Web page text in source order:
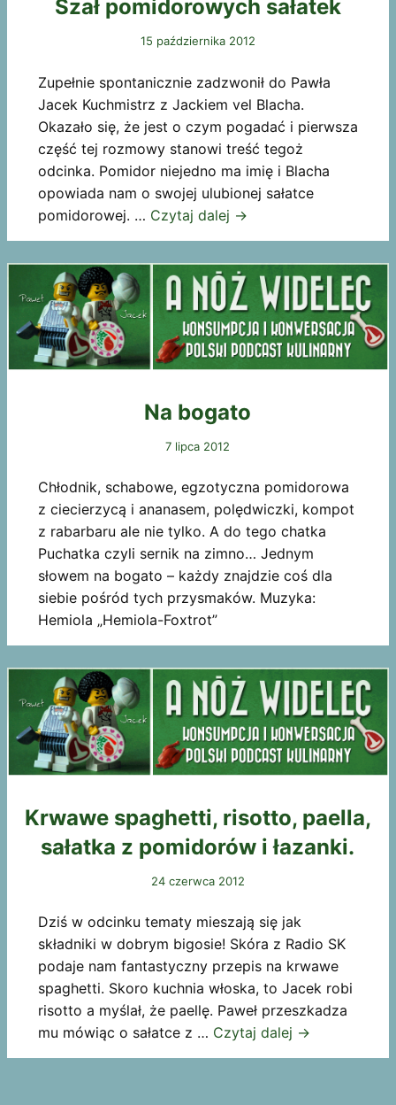
Szał pomidorowych sałatek
15 października 2012
Zupełnie spontanicznie zadzwonił do Pawła
Jacek Kuchmistrz z Jackiem vel Blacha.
Okazało się, że jest o czym pogadać i pierwsza
część tej rozmowy stanowi treść tegoż
odcinka. Pomidor niejedno ma imię i Blacha
opowiada nam o swojej ulubionej sałatce
pomidorowej. … Czytaj dalej →
Na bogato
7 lipca 2012
Chłodnik, schabowe, egzotyczna pomidorowa
z ciecierzycą i ananasem, polędwiczki, kompot
z rabarbaru ale nie tylko. A do tego chatka
Puchatka czyli sernik na zimno… Jednym
słowem na bogato – każdy znajdzie coś dla
siebie pośród tych przysmaków. Muzyka:
Hemiola „Hemiola-Foxtrot”
Krwawe spaghetti, risotto, paella,
sałatka z pomidorów i łazanki.
24 czerwca 2012
Dziś w odcinku tematy mieszają się jak
składniki w dobrym bigosie! Skóra z Radio SK
podaje nam fantastyczny przepis na krwawe
spaghetti. Skoro kuchnia włoska, to Jacek robi
risotto a myślał, że paellę. Paweł przeszkadza
mu mówiąc o sałatce z … Czytaj dalej →